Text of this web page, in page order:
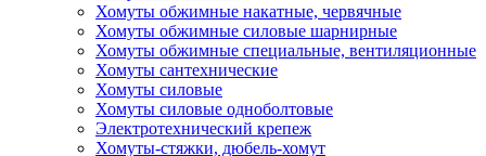
Хомуты обжимные накатные, червячные
Хомуты обжимные силовые шарнирные
Хомуты обжимные специальные, вентиляционные
Хомуты сантехнические
Хомуты силовые
Хомуты силовые одноболтовые
Электротехнический крепеж
Хомуты-стяжки, дюбель-хомут